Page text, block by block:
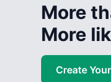
More
More
Create